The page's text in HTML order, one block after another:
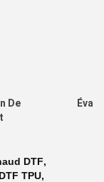
De
DTF,
TPU,